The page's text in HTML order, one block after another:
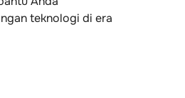
teknologi di era